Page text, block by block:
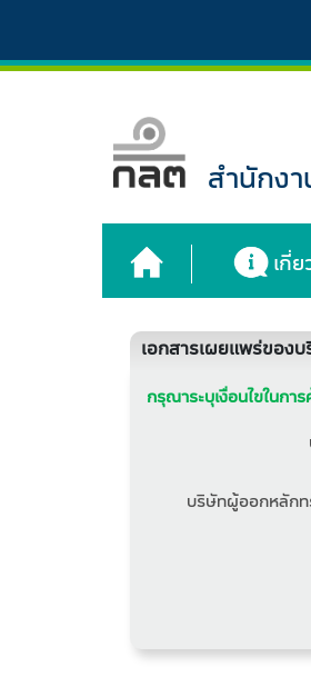
สำนักง
เกี่
เอกสารเผยแพร่ของ
กรุณาระบุเงื่อนไขในกา
บริษัทผู้ออกหลัก